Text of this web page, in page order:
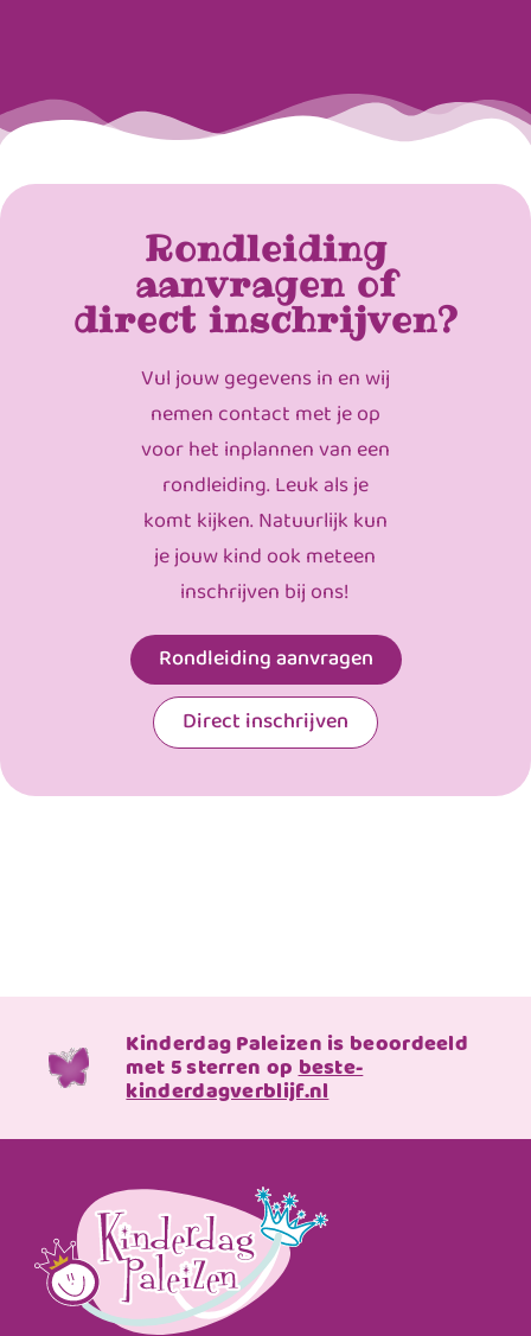
Rondleiding
aanvragen of
direct inschrijven?
Vul jouw gegevens in en wij
nemen contact met je op
voor het inplannen van een
rondleiding. Leuk als je
komt kijken. Natuurlijk kun
je jouw kind ook meteen
inschrijven bij ons!
Rondleiding aanvragen
Direct inschrijven
Kinderdag Paleizen is beoordeeld
met 5 sterren opbeste-
kinderdagverblijf.nl